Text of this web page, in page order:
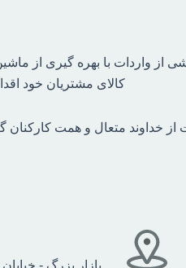
از واردات با بهره گیری از
کالای مشتریان خود
از خداوند متعال و همت کارکنان
بازار بزرگ -